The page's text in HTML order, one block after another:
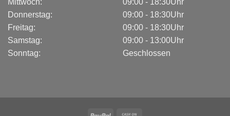
Donnerstag:
Freitag:
Samstag:
Sonntag:
09:00 - 18:30Uhr
09:00 - 18:30Uhr
09:00 - 13:00Uhr
Geschlossen